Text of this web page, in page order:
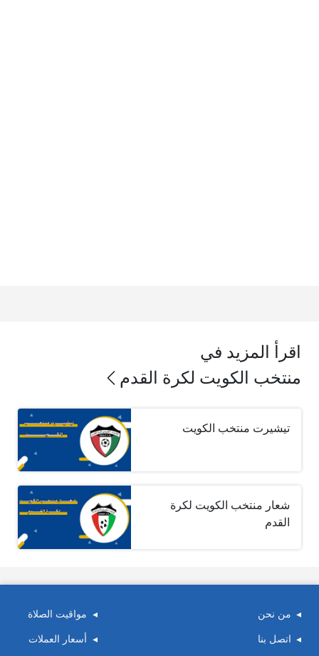
اقرأ المزيد في
منتخب الكويت لكرة القدم
تيشيرت منتخب الكويت
شعار منتخب الكويت لكرة
القدم
من نحن
اتصل بنا
مواقيت الصلاة
أسعار العملات